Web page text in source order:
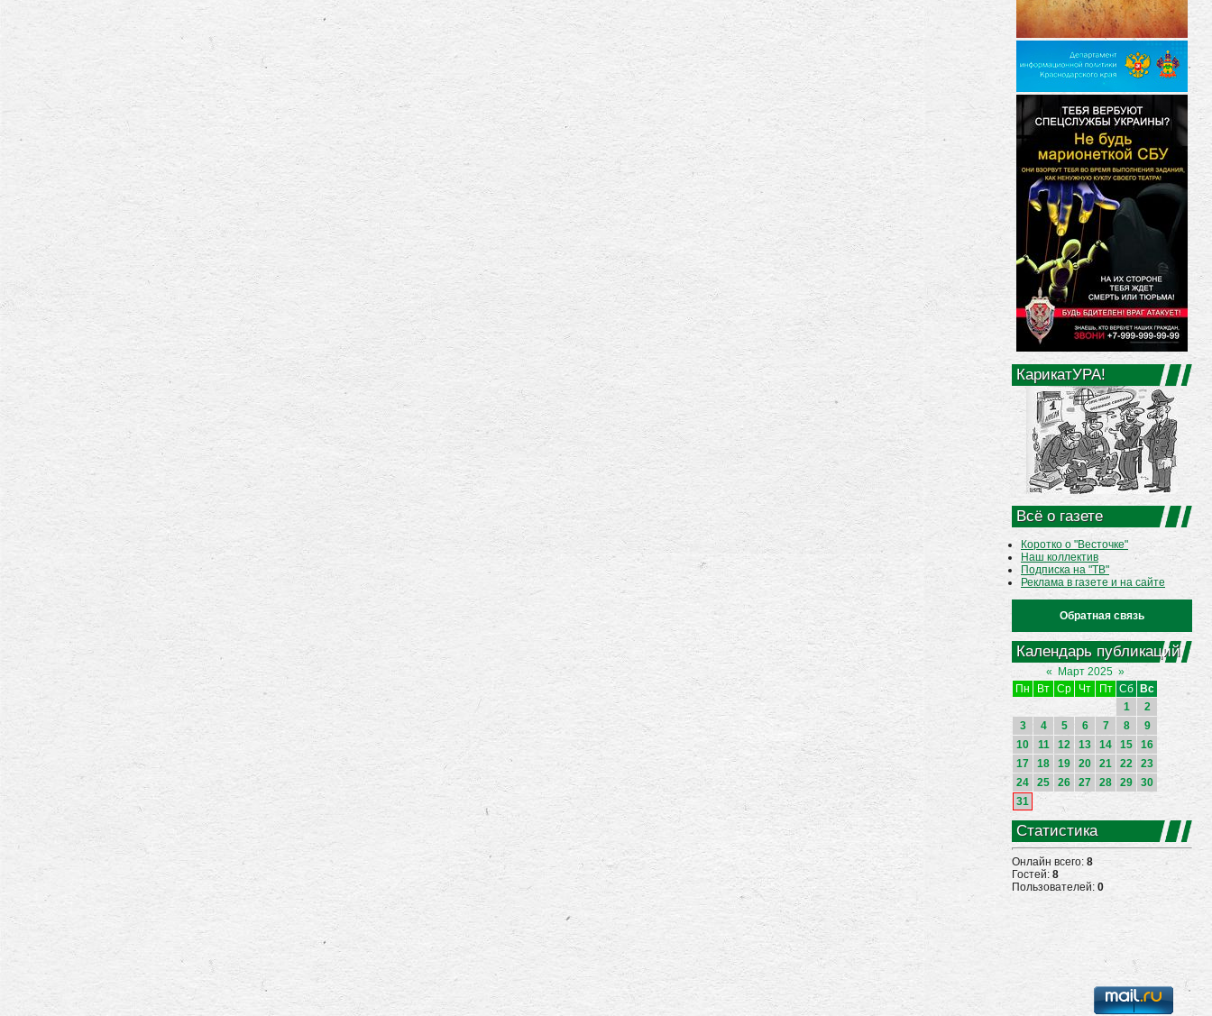
КарикатУРА!
Всё о газете
Коротко о "Весточке"
Наш коллектив
Подписка на "ТВ"
Реклама в газете и на сайте
Обратная связь
Календарь публикаций
« Март 2025 »
Пн
Вт Ср Чт Пт Сб
Вс
1
2
3
4 5 6 7 8
9
10
11 12 13 14 15
16
17
18 19 20 21 22
23
24
25 26 27 28 29
30
31
Статистика
Онлайн всего: 8
Гостей: 8
Пользователей: 0